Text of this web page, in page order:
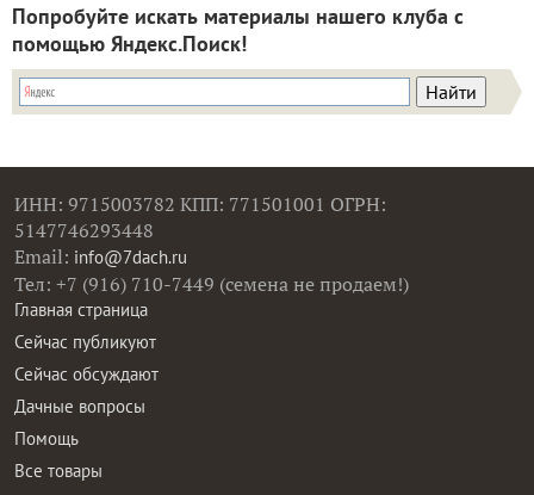
Попробуйте искать материалы нашего клуба с
помощью Яндекс.Поиск!
ИНН: 9715003782 КПП: 771501001 ОГРН:
5147746293448
Email: info@7dach.ru
Тел: +7 (916) 710-7449 (семена не продаем!)
Главная страница
Сейчас публикуют
Сейчас обсуждают
Дачные вопросы
Помощь
Все товары